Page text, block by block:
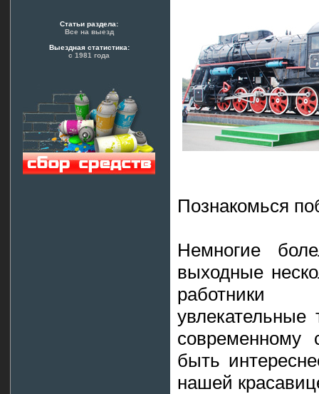
Статьи раздела:
Все на выезд
Выездная статистика:
с 1981 года
Познакомься
Немногие
выходные
работники
современному
быть
нашей